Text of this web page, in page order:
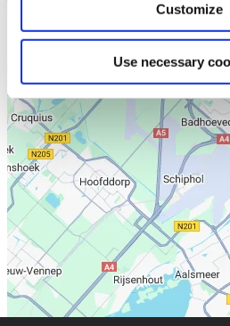
Customize
Use necessary